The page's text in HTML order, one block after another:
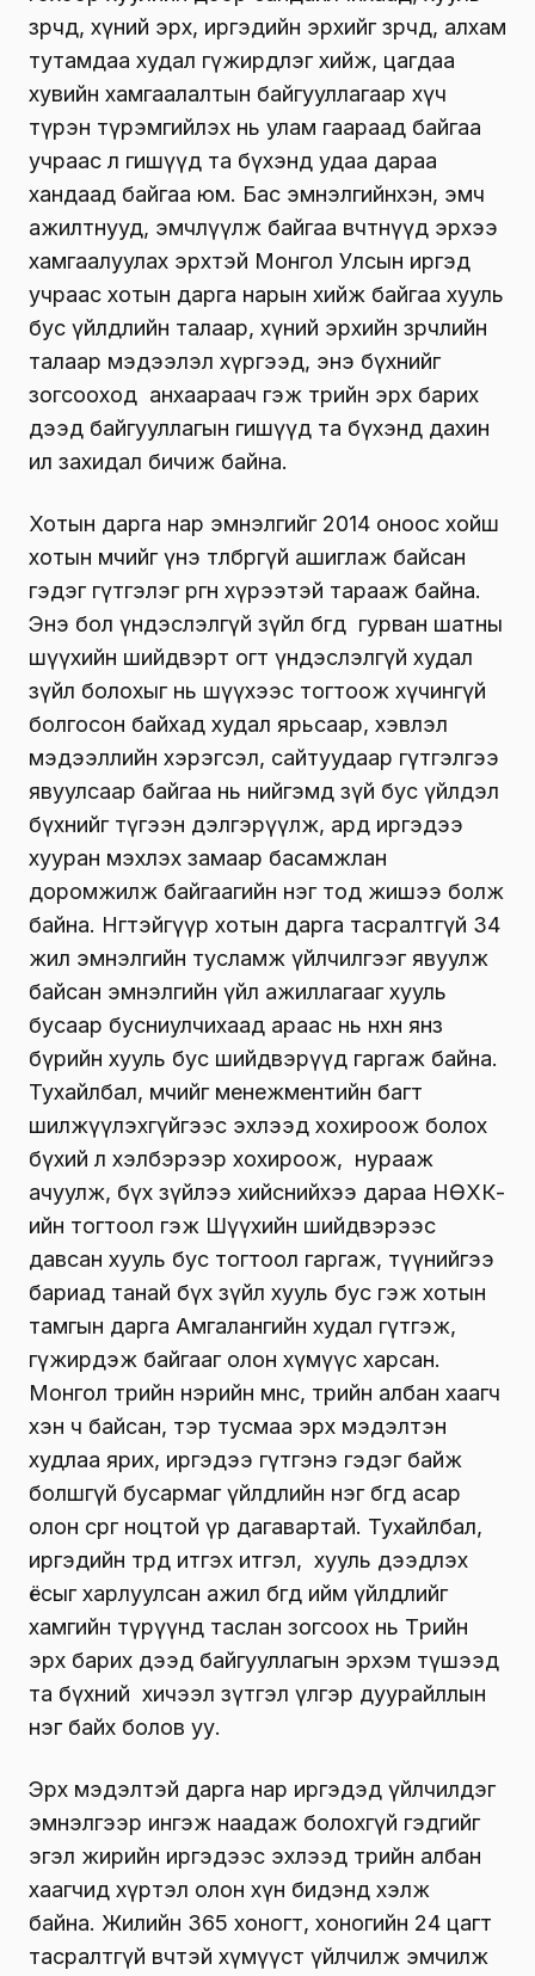
зөрчөөд, хүний эрх, иргэдийн эрхийг зөрчөөд, алхам
тутамдаа худал гүжирдлэг хийж, цагдаа
хувийн хамгаалалтын байгууллагаар хүч
түрэн түрэмгийлэх нь улам гаараад байгаа
учраас л гишүүд та бүхэнд удаа дараа
хандаад байгаа юм. Бас эмнэлгийнхэн, эмч
ажилтнууд, эмчлүүлж байгаа өвчтөнүүд эрхээ
хамгаалуулах эрхтэй Монгол Улсын иргэд
учраас хотын дарга нарын хийж байгаа хууль
бус үйлдлийн талаар, хүний эрхийн зөрчлийн
талаар мэдээлэл хүргээд, энэ бүхнийг
зогсооход анхаараач гэж төрийн эрх барих
дээд байгууллагын гишүүд та бүхэнд дахин
ил захидал бичиж байна.
Хотын дарга нар эмнэлгийг 2014 оноос хойш
хотын өмчийг үнэ төлбөргүй ашиглаж байсан
гэдэг гүтгэлэг өргөн хүрээтэй тарааж байна.
Энэ бол үндэслэлгүй зүйл бөгөөд гурван шатны
шүүхийн шийдвэрт огт үндэслэлгүй худал
зүйл болохыг нь шүүхээс тогтоож хүчингүй
болгосон байхад худал ярьсаар, хэвлэл
мэдээллийн хэрэгсэл, сайтуудаар гүтгэлгээ
явуулсаар байгаа нь нийгэмд зүй бус үйлдэл
бүхнийг түгээн дэлгэрүүлж, ард иргэдээ
хууран мэхлэх замаар басамжлан
доромжилж байгаагийн нэг тод жишээ болж
байна. Нөгөөтэйгүүр хотын дарга тасралтгүй 34
жил эмнэлгийн тусламж үйлчилгээг явуулж
байсан эмнэлгийн үйл ажиллагааг хууль
бусаар бусниулчихаад араас нь нөхөн янз
бүрийн хууль бус шийдвэрүүд гаргаж байна.
Тухайлбал, өмчийг менежментийн багт
шилжүүлэхгүйгээс эхлээд хохироож болох
бүхий л хэлбэрээр хохироож, нурааж
ачуулж, бүх зүйлээ хийснийхээ дараа НӨХК-
ийн тогтоол гэж Шүүхийн шийдвэрээс
давсан хууль бус тогтоол гаргаж, түүнийгээ
бариад танай бүх зүйл хууль бус гэж хотын
тамгын дарга Амгалангийн худал гүтгэж,
гүжирдэж байгааг олон хүмүүс харсан.
Монгол төрийн нэрийн өмнөөс, төрийн албан хаагч
хэн ч байсан, тэр тусмаа эрх мэдэлтэн
худлаа ярих, иргэдээ гүтгэнэ гэдэг байж
болшгүй бусармаг үйлдлийн нэг бөгөөд асар
олон сөрөг ноцтой үр дагавартай. Тухайлбал,
иргэдийн төрдөө итгэх итгэл, хууль дээдлэх
ёсыг харлуулсан ажил бөгөөд ийм үйлдлийг
хамгийн түрүүнд таслан зогсоох нь Төрийн
эрх барих дээд байгууллагын эрхэм түшээд
та бүхний хичээл зүтгэл үлгэр дуурайллын
нэг байх болов уу.
Эрх мэдэлтэй дарга нар иргэдэд үйлчилдэг
эмнэлгээр ингэж наадаж болохгүй гэдгийг
эгэл жирийн иргэдээс эхлээд төрийн албан
хаагчид хүртэл олон хүн бидэнд хэлж
байна. Жилийн 365 хоногт, хоногийн 24 цагт
тасралтгүй өвчтэй хүмүүст үйлчилж эмчилж